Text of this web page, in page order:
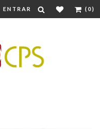
ENTRAR (0)